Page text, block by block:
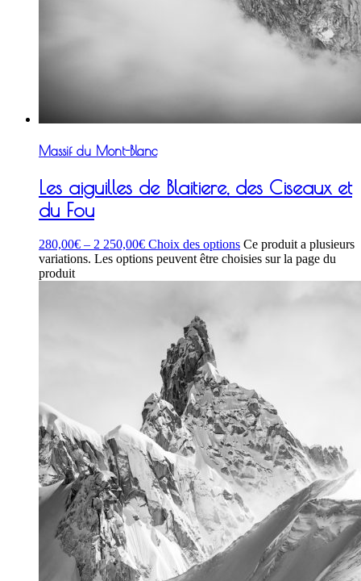
Massif du Mont-Blanc
Les aiguilles de Blaitiere, des Ciseaux et
du Fou
280,00€ – 2 250,00€ Choix des options Ce produit a plusieurs
variations. Les options peuvent être choisies sur la page du
produit